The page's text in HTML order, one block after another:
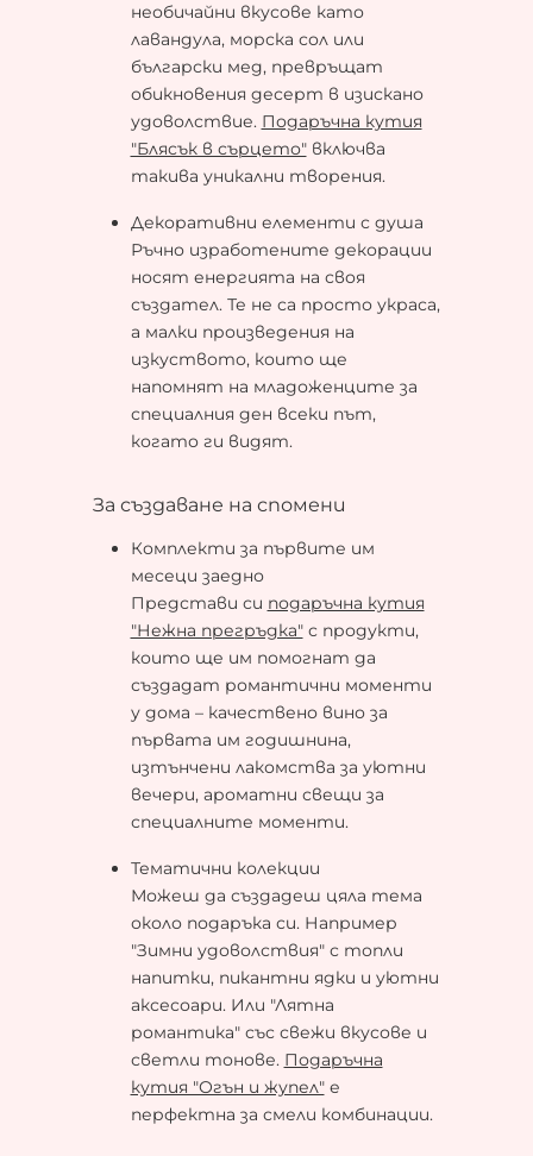
необичайни вкусове като
лавандула, морска сол или
български мед, превръщат
обикновения десерт в изискано
удоволствие. Подаръчна кутия
"Блясък в сърцето"включва
такива уникални творения.
Декоративни елементи с душа
Ръчно изработените декорации
носят енергията на своя
създател. Те не са просто украса,
а малки произведения на
изкуството, които ще
напомнят на младоженците за
специалния ден всеки път,
когато ги видят.
За създаване на спомени
Комплекти за първите им
месеци заедно
Представи си подаръчна кутия
"Нежна прегръдка"с продукти,
които ще им помогнат да
създадат романтични моменти
у дома – качествено вино за
първата им годишнина,
изтънчени лакомства за уютни
вечери, ароматни свещи за
специалните моменти.
Тематични колекции
Можеш да създадеш цяла тема
около подаръка си. Например
"Зимни удоволствия" с топли
напитки, пикантни ядки и уютни
аксесоари. Или "Лятна
романтика" със свежи вкусове и
светли тонове. Подаръчна
кутия "Огън и жупел"е
перфектна за смели комбинации.